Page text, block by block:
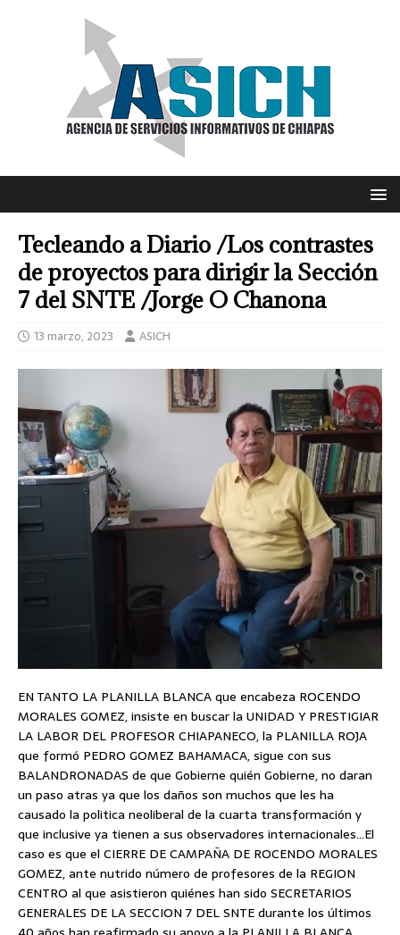
Tecleando a Diario /Los contrastes
de proyectos para dirigir la Sección
7 del SNTE /Jorge O Chanona
13 marzo, 2023 ASICH
EN TANTO LA PLANILLA BLANCA que encabeza ROCENDO
MORALES GOMEZ, insiste en buscar la UNIDAD Y PRESTIGIAR
LA LABOR DEL PROFESOR CHIAPANECO, la PLANILLA ROJA
que formó PEDRO GOMEZ BAHAMACA, sigue con sus
BALANDRONADAS de que Gobierne quién Gobierne, no daran
un paso atras ya que los daños son muchos que les ha
causado la politica neoliberal de la cuarta transformación y
que inclusive ya tienen a sus observadores internacionales…El
caso es que el CIERRE DE CAMPAÑA DE ROCENDO MORALES
GOMEZ, ante nutrido número de profesores de la REGION
CENTRO al que asistieron quiénes han sido SECRETARIOS
GENERALES DE LA SECCION 7 DEL SNTE durante los últimos